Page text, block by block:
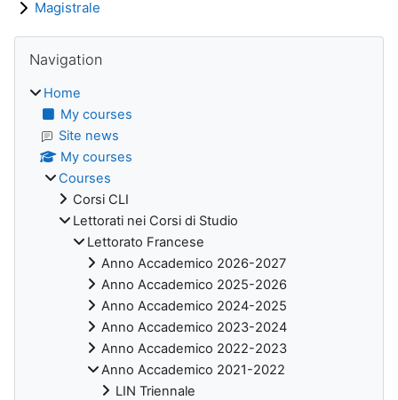
Magistrale
Blocks
Navigation
Home
My courses
Site news
My courses
Courses
Corsi CLI
Lettorati nei Corsi di Studio
Lettorato Francese
Anno Accademico 2026-2027
Anno Accademico 2025-2026
Anno Accademico 2024-2025
Anno Accademico 2023-2024
Anno Accademico 2022-2023
Anno Accademico 2021-2022
LIN Triennale